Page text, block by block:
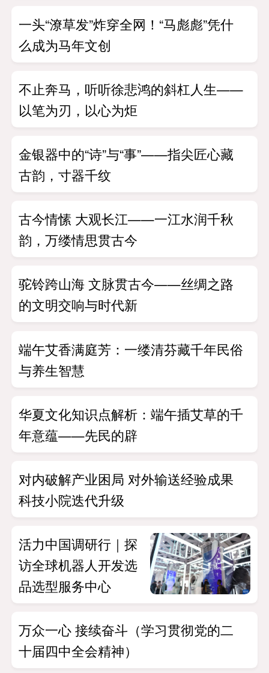
一头“潦草发”炸穿全网！“马彪彪”凭什
么成为马年文创
不止奔马，听听徐悲鸿的斜杠人生——
以笔为刃，以心为炬
金银器中的“诗”与“事”——指尖匠心藏
古韵，寸器千纹
古今情愫 大观长江——一江水润千秋
韵，万缕情思贯古今
驼铃跨山海 文脉贯古今——丝绸之路
的文明交响与时代新
端午艾香满庭芳：一缕清芬藏千年民俗
与养生智慧
华夏文化知识点解析：端午插艾草的千
年意蕴——先民的辟
对内破解产业困局 对外输送经验成果
科技小院迭代升级
活力中国调研行｜探
访全球机器人开发选
品选型服务中心
万众一心 接续奋斗（学习贯彻党的二
十届四中全会精神）